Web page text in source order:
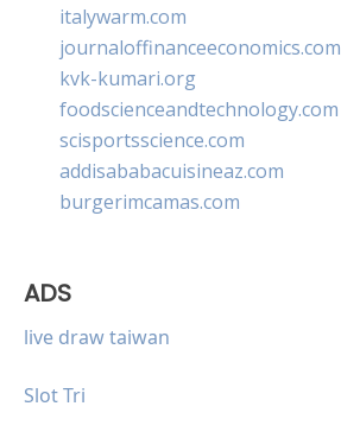
italywarm.com
journaloffinanceeconomics.com
kvk-kumari.org
foodscienceandtechnology.com
scisportsscience.com
addisababacuisineaz.com
burgerimcamas.com
ADS
live draw taiwan
Slot Tri